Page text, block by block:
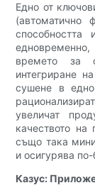
Едно от
(автоматично
времето за
интегриране
сушене в едно
увеличат
качеството на
също така
и осигурява
Казус: